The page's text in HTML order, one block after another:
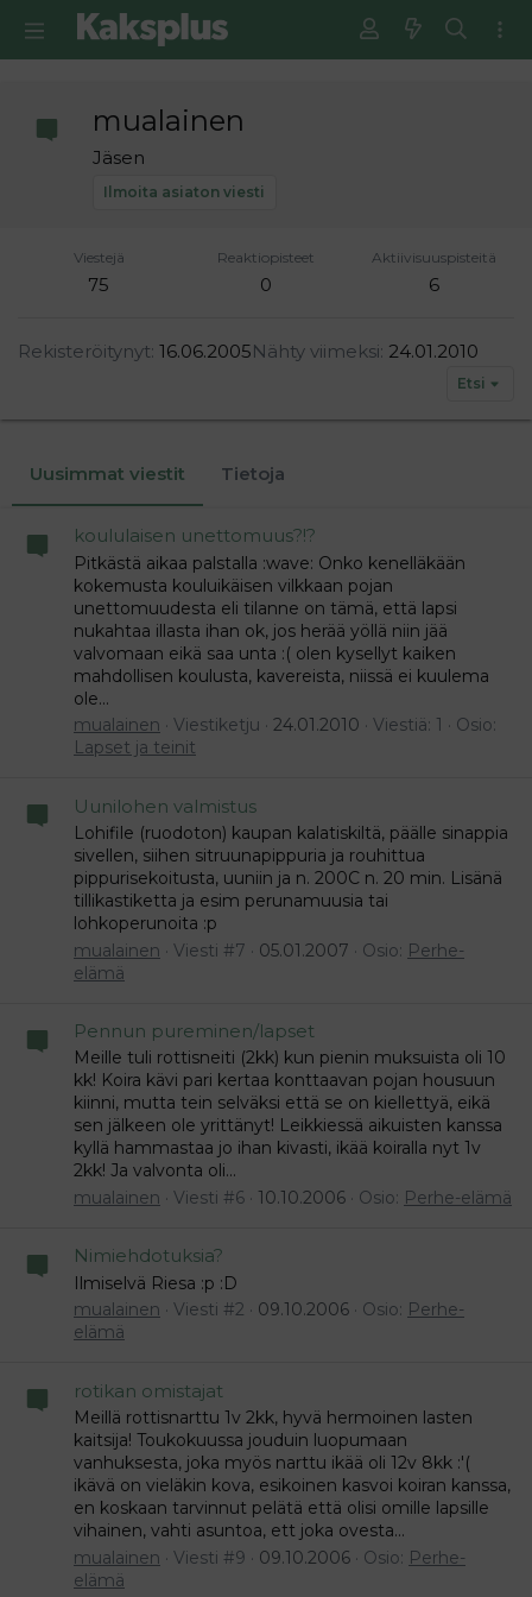
Ilmoita asiaton viesti
mualainen
Jäsen
Viestejä
75
Reaktiopisteet
0
Aktiivisuuspisteitä
6
Rekisteröitynyt 16.06.2005Nähty viimeksi 24.01.2010
Etsi
Uusimmat viestit Tietoja
koululaisen unettomuus?!?
Pitkästä aikaa palstalla :wave: Onko kenelläkään
kokemusta kouluikäisen vilkkaan pojan
unettomuudesta eli tilanne on tämä, että lapsi
nukahtaa illasta ihan ok, jos herää yöllä niin jää
valvomaan eikä saa unta :( olen kysellyt kaiken
mahdollisen koulusta, kavereista, niissä ei kuulema
ole...
mualainen
Viestiketju 24.01.2010 Viestiä: 1
Osio:
Lapset ja teinit
Uunilohen valmistus
Lohifile (ruodoton) kaupan kalatiskiltä, päälle sinappia
sivellen, siihen sitruunapippuria ja rouhittua
pippurisekoitusta, uuniin ja n. 200C n. 20 min. Lisänä
tillikastiketta ja esim perunamuusia tai
lohkoperunoita :p
mualainen
Viesti #7 05.01.2007 Osio: Perhe-
elämä
Pennun pureminen/lapset
Meille tuli rottisneiti (2kk) kun pienin muksuista oli 10
kk! Koira kävi pari kertaa konttaavan pojan housuun
kiinni, mutta tein selväksi että se on kiellettyä, eikä
sen jälkeen ole yrittänyt! Leikkiessä aikuisten kanssa
kyllä hammastaa jo ihan kivasti, ikää koiralla nyt 1v
2kk! Ja valvonta oli...
mualainen
Viesti #6 10.10.2006 Osio: Perhe-elämä
Nimiehdotuksia?
Ilmiselvä Riesa :p :D
mualainen
Viesti #2 09.10.2006 Osio: Perhe-
elämä
rotikan omistajat
Meillä rottisnarttu 1v 2kk, hyvä hermoinen lasten
kaitsija! Toukokuussa jouduin luopumaan
vanhuksesta, joka myös narttu ikää oli 12v 8kk :'(
ikävä on vieläkin kova, esikoinen kasvoi koiran kanssa,
en koskaan tarvinnut pelätä että olisi omille lapsille
vihainen, vahti asuntoa, ett joka ovesta...
mualainen
Viesti #9 09.10.2006 Osio: Perhe-
elämä